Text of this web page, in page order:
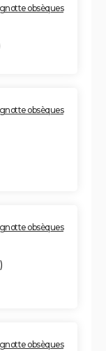
obsèques
obsèques
obsèques
)
obsèques